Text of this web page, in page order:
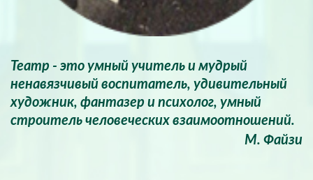
Театр - это умный учитель и мудрый
ненавязчивый воспитатель, удивительный
художник, фантазер и психолог, умный
строитель человеческих взаимоотношений.
М. Файзи